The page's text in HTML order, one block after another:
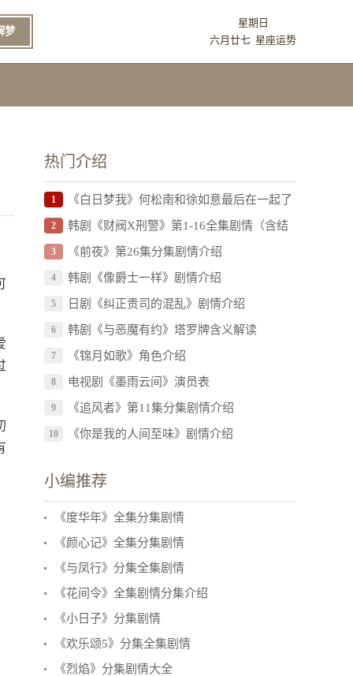
梦
星期日
六月廿七 星座运势
热门介绍
1
《白日梦我》何松南和徐如意最后在一起了
吗
2
韩剧《财阀X刑警》第1-16全集剧情（含结
局）
3 《前夜》第26集分集剧情介绍
4 韩剧《像爵士一样》剧情介绍
5 日剧《纠正贵司的混乱》剧情介绍
6 韩剧《与恶魔有约》塔罗牌含义解读
7 《锦月如歌》角色介绍
8 电视剧《墨雨云间》演员表
9 《追风者》第11集分集剧情介绍
10 《你是我的人间至味》剧情介绍
小编推荐
《度华年》全集分集剧情
《颜心记》全集分集剧情
《与凤行》分集全集剧情
《花间令》全集剧情分集介绍
《小日子》分集剧情
《欢乐颂5》分集全集剧情
《烈焰》分集剧情大全